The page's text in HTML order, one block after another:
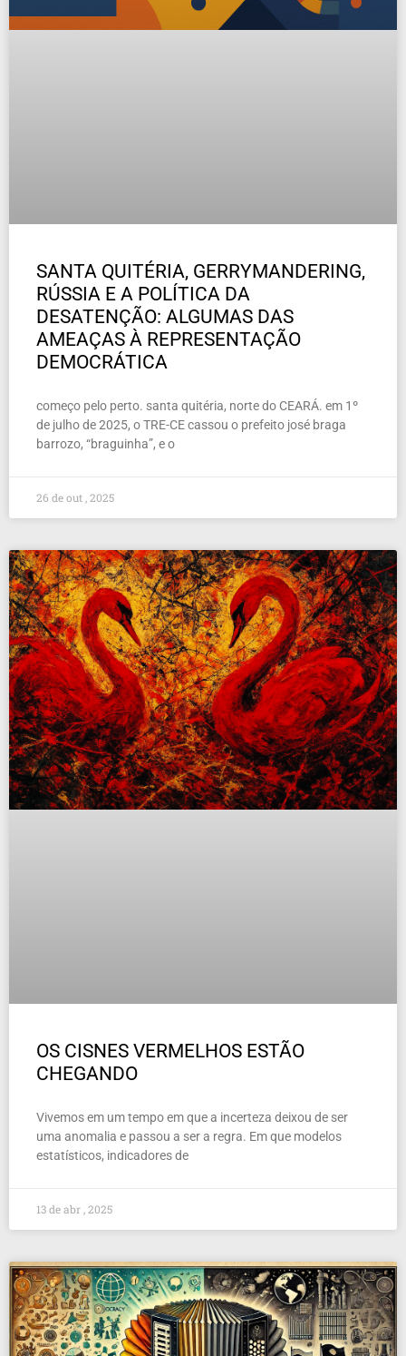
SANTA QUITÉRIA, GERRYMANDERING,
RÚSSIA E A POLÍTICA DA
DESATENÇÃO: ALGUMAS DAS
AMEAÇAS À REPRESENTAÇÃO
DEMOCRÁTICA
começo pelo perto. santa quitéria, norte do CEARÁ. em 1º
de julho de 2025, o TRE-CE cassou o prefeito josé braga
barrozo, “braguinha”, e o
26 de out , 2025
OS CISNES VERMELHOS ESTÃO
CHEGANDO
Vivemos em um tempo em que a incerteza deixou de ser
uma anomalia e passou a ser a regra. Em que modelos
estatísticos, indicadores de
13 de abr , 2025